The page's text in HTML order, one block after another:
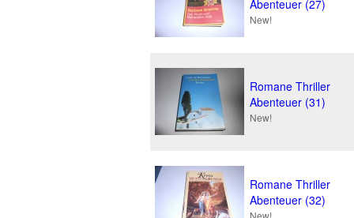
Abenteuer (27)
New!
Romane Thriller
Abenteuer (31)
New!
Romane Thriller
Abenteuer (32)
New!